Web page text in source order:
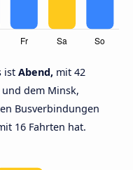
ist Abend, mit 42
dem Minsk,
Busverbindungen
16 Fahrten hat.